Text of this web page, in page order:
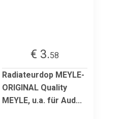
€ 3.58
Radiateurdop MEYLE-
ORIGINAL Quality
MEYLE, u.a. für Aud...